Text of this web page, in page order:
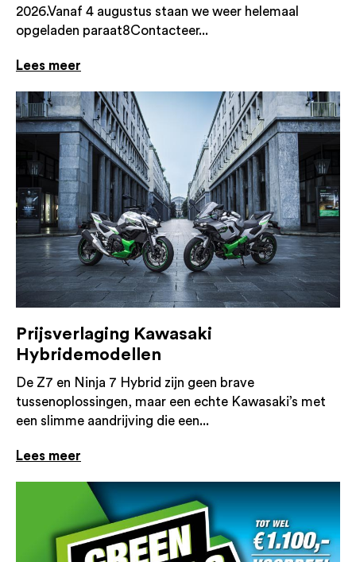
2026.Vanaf 4 augustus staan we weer helemaal
opgeladen paraat8Contacteer...
Lees meer
Prijsverlaging Kawasaki
Hybridemodellen
De Z7 en Ninja 7 Hybrid zijn geen brave
tussenoplossingen, maar een echte Kawasaki’s met
een slimme aandrijving die een...
Lees meer